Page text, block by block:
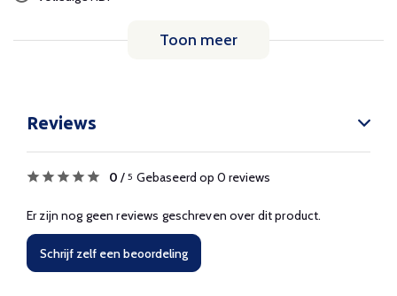
Toon meer
Reviews
0 / 5 Gebaseerd op 0 reviews
Er zijn nog geen reviews geschreven over dit product.
Schrijf zelf een beoordeling